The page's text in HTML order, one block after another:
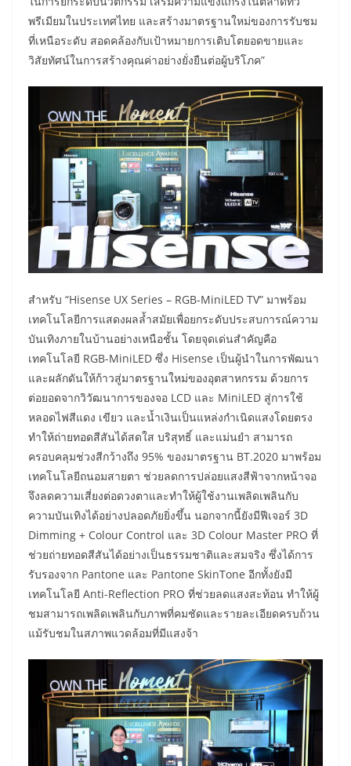
พรีเมียมในประเทศไทย และสร้างมาตรฐานใหม่ของการรับชม
ที่เหนือระดับ สอดคล้องกับเป้าหมายการเติบโตยอดขายและ
วิสัยทัศน์ในการสร้างคุณค่าอย่างยั่งยืนต่อผู้บริโภค”
สำหรับ “Hisense UX Series – RGB-MiniLED TV” มาพร้อม
เทคโนโลยีการแสดงผลล้ำสมัยเพื่อยกระดับประสบการณ์ความ
บันเทิงภายในบ้านอย่างเหนือชั้น โดยจุดเด่นสำคัญคือ
เทคโนโลยี RGB-MiniLED ซึ่ง Hisense เป็นผู้นำในการพัฒนา
และผลักดันให้ก้าวสู่มาตรฐานใหม่ของอุตสาหกรรม ด้วยการ
ต่อยอดจากวิวัฒนาการของจอ LCD และ MiniLED สู่การใช้
หลอดไฟสีแดง เขียว และน้ำเงินเป็นแหล่งกำเนิดแสงโดยตรง
ทำให้ถ่ายทอดสีสันได้สดใส บริสุทธิ์ และแม่นยำ สามารถ
ครอบคลุมช่วงสีกว้างถึง 95% ของมาตรฐาน BT.2020 มาพร้อม
เทคโนโลยีถนอมสายตา ช่วยลดการปล่อยแสงสีฟ้าจากหน้าจอ
จึงลดความเสี่ยงต่อดวงตาและทำให้ผู้ใช้งานเพลิดเพลินกับ
ความบันเทิงได้อย่างปลอดภัยยิ่งขึ้น นอกจากนี้ยังมีฟีเจอร์ 3D
Dimming + Colour Control และ 3D Colour Master PRO ที่
ช่วยถ่ายทอดสีสันได้อย่างเป็นธรรมชาติและสมจริง ซึ่งได้การ
รับรองจาก Pantone และ Pantone SkinTone อีกทั้งยังมี
เทคโนโลยี Anti-Reflection PRO ที่ช่วยลดแสงสะท้อน ทำให้ผู้
ชมสามารถเพลิดเพลินกับภาพที่คมชัดและรายละเอียดครบถ้วน
แม้รับชมในสภาพแวดล้อมที่มีแสงจ้า